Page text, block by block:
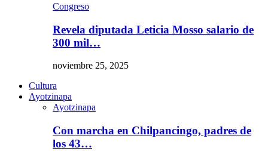
Congreso
Revela diputada Leticia Mosso salario de
300 mil…
noviembre 25, 2025
Cultura
Ayotzinapa
Ayotzinapa
Con marcha en Chilpancingo, padres de
los 43…